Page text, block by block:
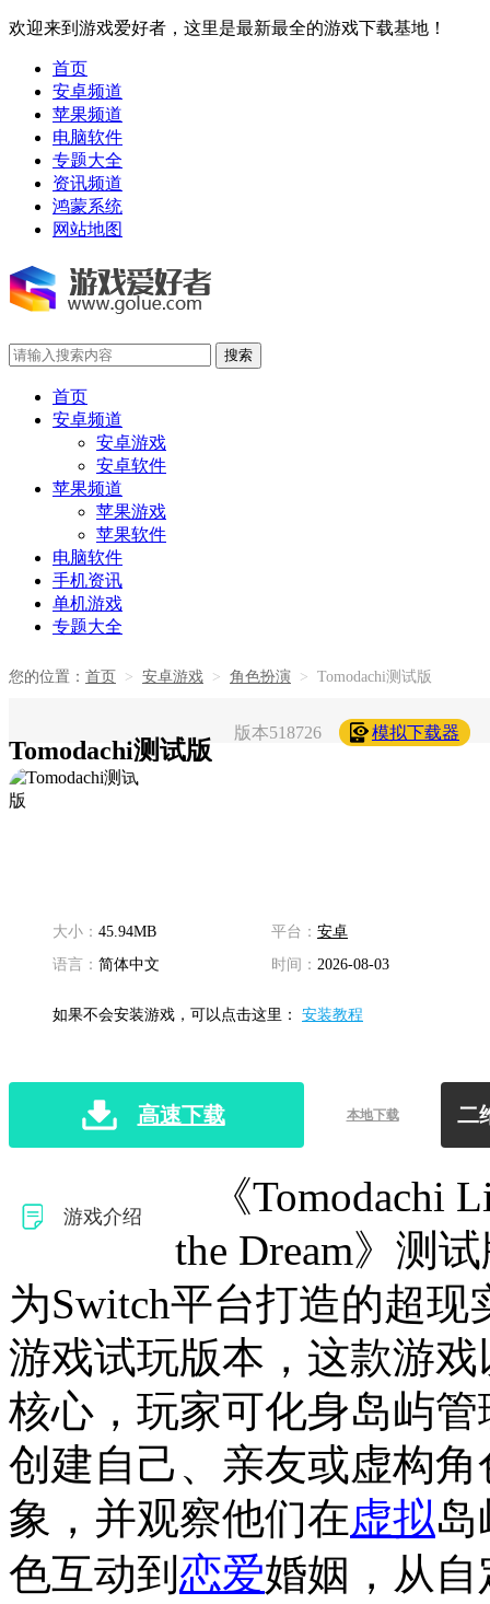
欢迎来到游戏爱好者，这里是最新最全的游戏下载基地！
首页
安卓频道
苹果频道
电脑软件
专题大全
资讯频道
鸿蒙系统
网站地图
首页
安卓频道
安卓游戏
安卓软件
苹果频道
苹果游戏
苹果软件
电脑软件
手机资讯
单机游戏
专题大全
您的位置： 首页 > 安卓游戏 > 角色扮演 > Tomodachi测试版
Tomodachi测试版
版本518726 模拟下载器
大小： 45.94MB 平台： 安卓
语言： 简体中文 时间： 2026-08-03
如果不会安装游戏，可以点击这里： 安装教程
高速下载 本地下载 二
游戏介绍
《Tomodachi
the Dream》测
为Switch平台打造的超现
游戏试玩版本，这款游
核心，玩家可化身岛屿
创建自己、亲友或虚构
象，并观察他们在虚拟
色互动到恋爱婚姻，从